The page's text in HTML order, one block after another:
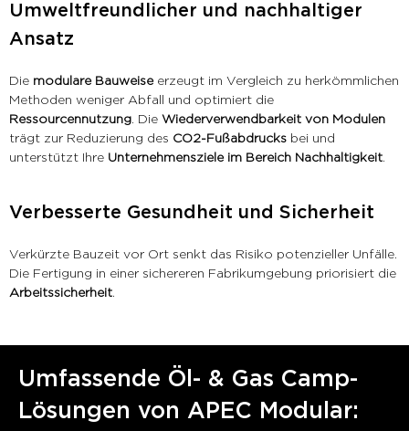
Umweltfreundlicher und nachhaltiger
Ansatz
Die modulare Bauweiseerzeugt im Vergleich zu herkömmlichen
Methoden weniger Abfall und optimiert die
Ressourcennutzung. Die Wiederverwendbarkeit von Modulen
trägt zur Reduzierung des CO2-Fußabdrucks bei und
unterstützt Ihre Unternehmensziele im Bereich Nachhaltigkeit.
Verbesserte Gesundheit und Sicherheit
Verkürzte Bauzeit vor Ort senkt das Risiko potenzieller Unfälle.
Die Fertigung in einer sichereren Fabrikumgebung priorisiert die
Arbeitssicherheit.
Umfassende Öl- & Gas Camp-
Lösungen von APEC Modular: